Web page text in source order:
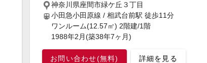
神奈川県座間市緑ケ丘３丁目
小田急小田原線 / 相武台前駅 徒歩11分
ワンルーム(12.57㎡) 2階建/1階
1988年2月(築38年7ヶ月)
お問い合わせ(無料) 詳細を見る